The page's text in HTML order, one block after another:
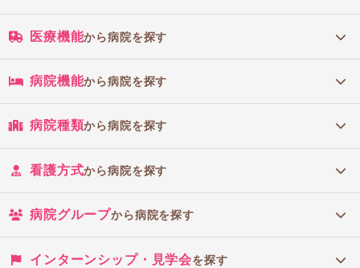
医療機能から病院を探す
病院機能から病院を探す
病院種類から病院を探す
看護方式から病院を探す
病院グループから病院を探す
インターンシップ・見学会を探す